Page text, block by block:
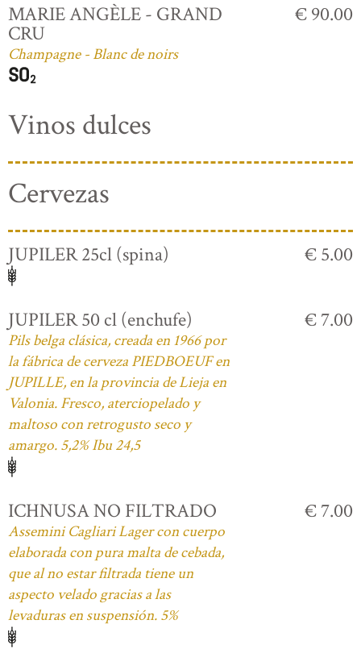
MARIE ANGÈLE - GRAND
CRU
Champagne - Blanc de noirs
€ 90.00
Vinos dulces
Cervezas
JUPILER 25cl (spina) € 5.00
JUPILER 50 cl (enchufe)
Pils belga clásica, creada en 1966 por
la fábrica de cerveza PIEDBOEUF en
JUPILLE, en la provincia de Lieja en
Valonia. Fresco, aterciopelado y
maltoso con retrogusto seco y
amargo. 5,2% Ibu 24,5
€ 7.00
ICHNUSA NO FILTRADO
Assemini Cagliari Lager con cuerpo
elaborada con pura malta de cebada,
que al no estar filtrada tiene un
aspecto velado gracias a las
levaduras en suspensión. 5%
€ 7.00